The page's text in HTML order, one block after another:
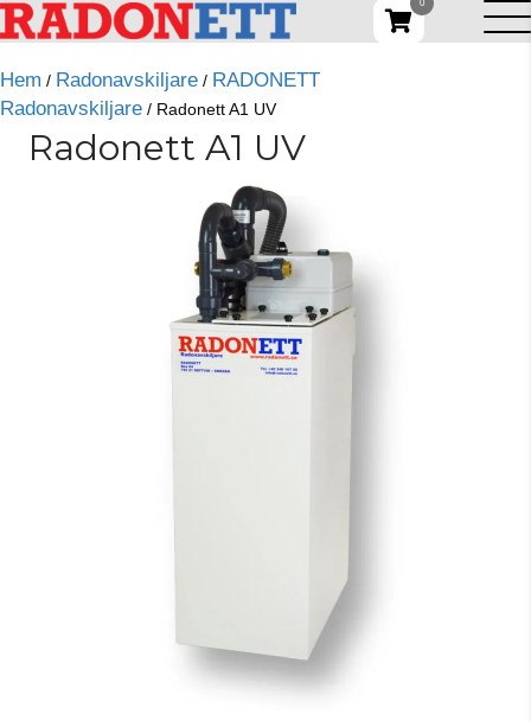
Hem / Radonavskiljare / RADONETT
Radonavskiljare / Radonett A1 UV
Radonett A1 UV